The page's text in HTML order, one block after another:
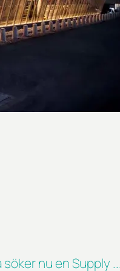
nu en Supply